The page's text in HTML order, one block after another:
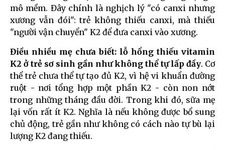
mô mềm. Đây chính là nghịch lý "có canxi nhưng
xương vẫn đói": trẻ không thiếu canxi, mà thiếu
"người vận chuyển" K2 để đưa canxi vào xương.
Điều nhiều mẹ chưa biết: lỗ hổng thiếu vitamin
K2 ở trẻ sơ sinh gần như không thể tự lấp đầy. Cơ
thể trẻ chưa thể tự tạo đủ K2, vì hệ vi khuẩn đường
ruột - nơi tổng hợp một phần K2 - còn non nớt
trong những tháng đầu đời. Trong khi đó, sữa mẹ
lại vốn rất ít K2. Nghĩa là nếu không được bổ sung
chủ động, trẻ gần như không có cách nào tự bù lại
lượng K2 đang thiếu.